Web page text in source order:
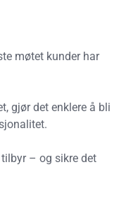
møtet kunder har
gjør det enklere å bli
– og sikre det